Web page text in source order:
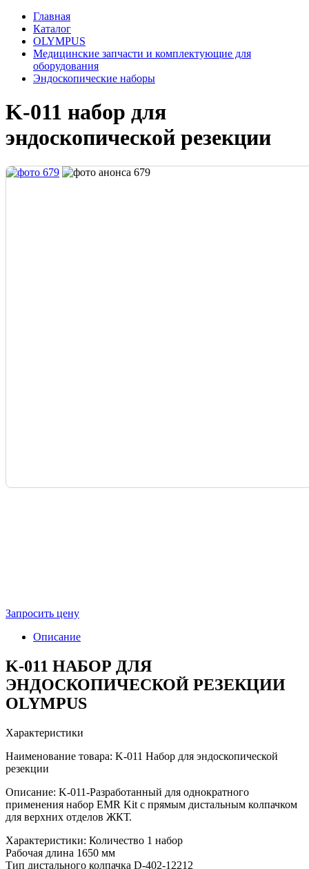
Главная
Каталог
OLYMPUS
Медицинские запчасти и комплектующие для
оборудования
Эндоскопические наборы
K-011 набор для
эндоскопической резекции
Запросить цену
Описание
K-011 НАБОР ДЛЯ
ЭНДОСКОПИЧЕСКОЙ РЕЗЕКЦИИ
OLYMPUS
Характеристики
Наименование товара: K-011 Набор для эндоскопической
резекции
Описание: K-011-Разработанный для однократного
применения набор EMR Kit с прямым дистальным колпачком
для верхних отделов ЖКТ.
Характеристики: Количество 1 набор
Рабочая длина 1650 мм
Тип дистального колпачка D-402-12212